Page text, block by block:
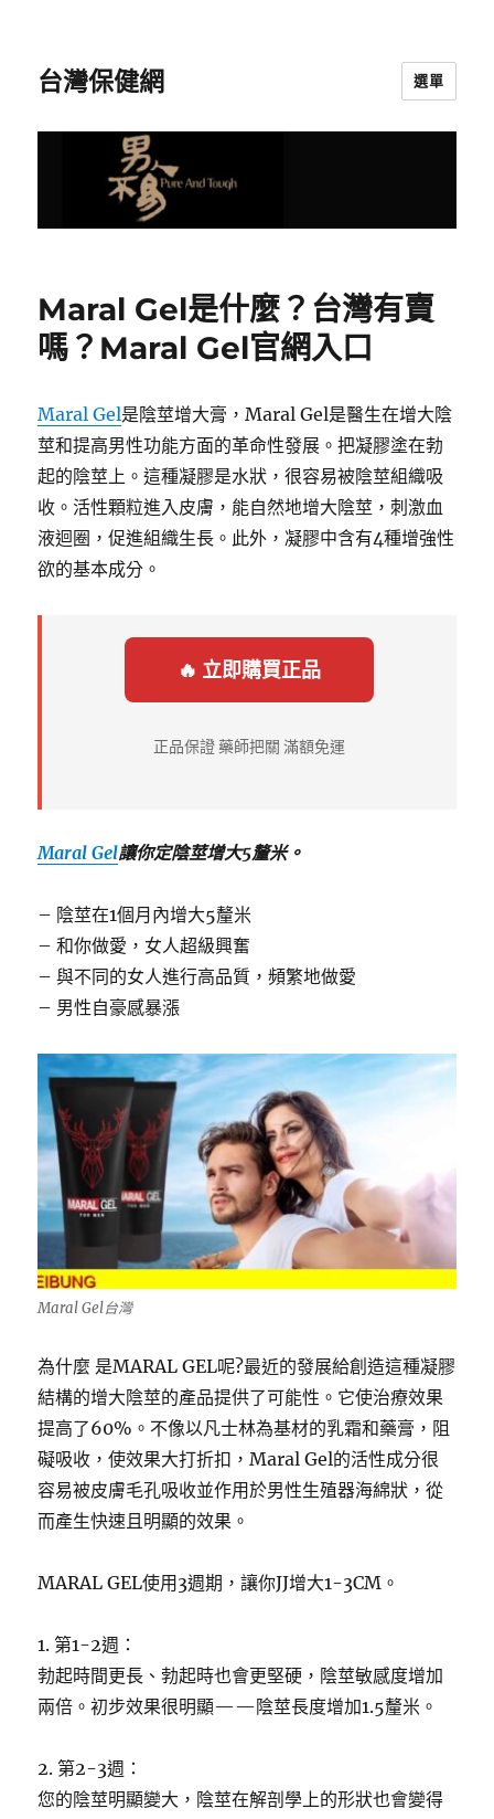
台灣保健網 選單
Maral Gel是什麼？台灣有賣
嗎？Maral Gel官網入口
Maral Gel是陰莖增大膏，Maral Gel是醫生在增大陰
莖和提高男性功能方面的革命性發展。把凝膠塗在勃
起的陰莖上。這種凝膠是水狀，很容易被陰莖組織吸
收。活性顆粒進入皮膚，能自然地增大陰莖，刺激血
液迴圈，促進組織生長。此外，凝膠中含有4種增強性
欲的基本成分。
🔥 立即購買正品
正品保證 藥師把關 滿額免運
Maral Gel讓你定陰莖增大5釐米。
– 陰莖在1個月內增大5釐米
– 和你做愛，女人超級興奮
– 與不同的女人進行高品質，頻繁地做愛
– 男性自豪感暴漲
Maral Gel台灣
為什麼 是MARAL GEL呢?最近的發展給創造這種凝膠
結構的增大陰莖的產品提供了可能性。它使治療效果
提高了60%。不像以凡士林為基材的乳霜和藥膏，阻
礙吸收，使效果大打折扣，Maral Gel的活性成分很
容易被皮膚毛孔吸收並作用於男性生殖器海綿狀，從
而產生快速且明顯的效果。
MARAL GEL使用3週期，讓你JJ增大1-3CM。
1. 第1-2週：
勃起時間更長、勃起時也會更堅硬，陰莖敏感度增加
兩倍。初步效果很明顯——陰莖長度增加1.5釐米。
2. 第2-3週：
您的陰莖明顯變大，陰莖在解剖學上的形狀也會變得